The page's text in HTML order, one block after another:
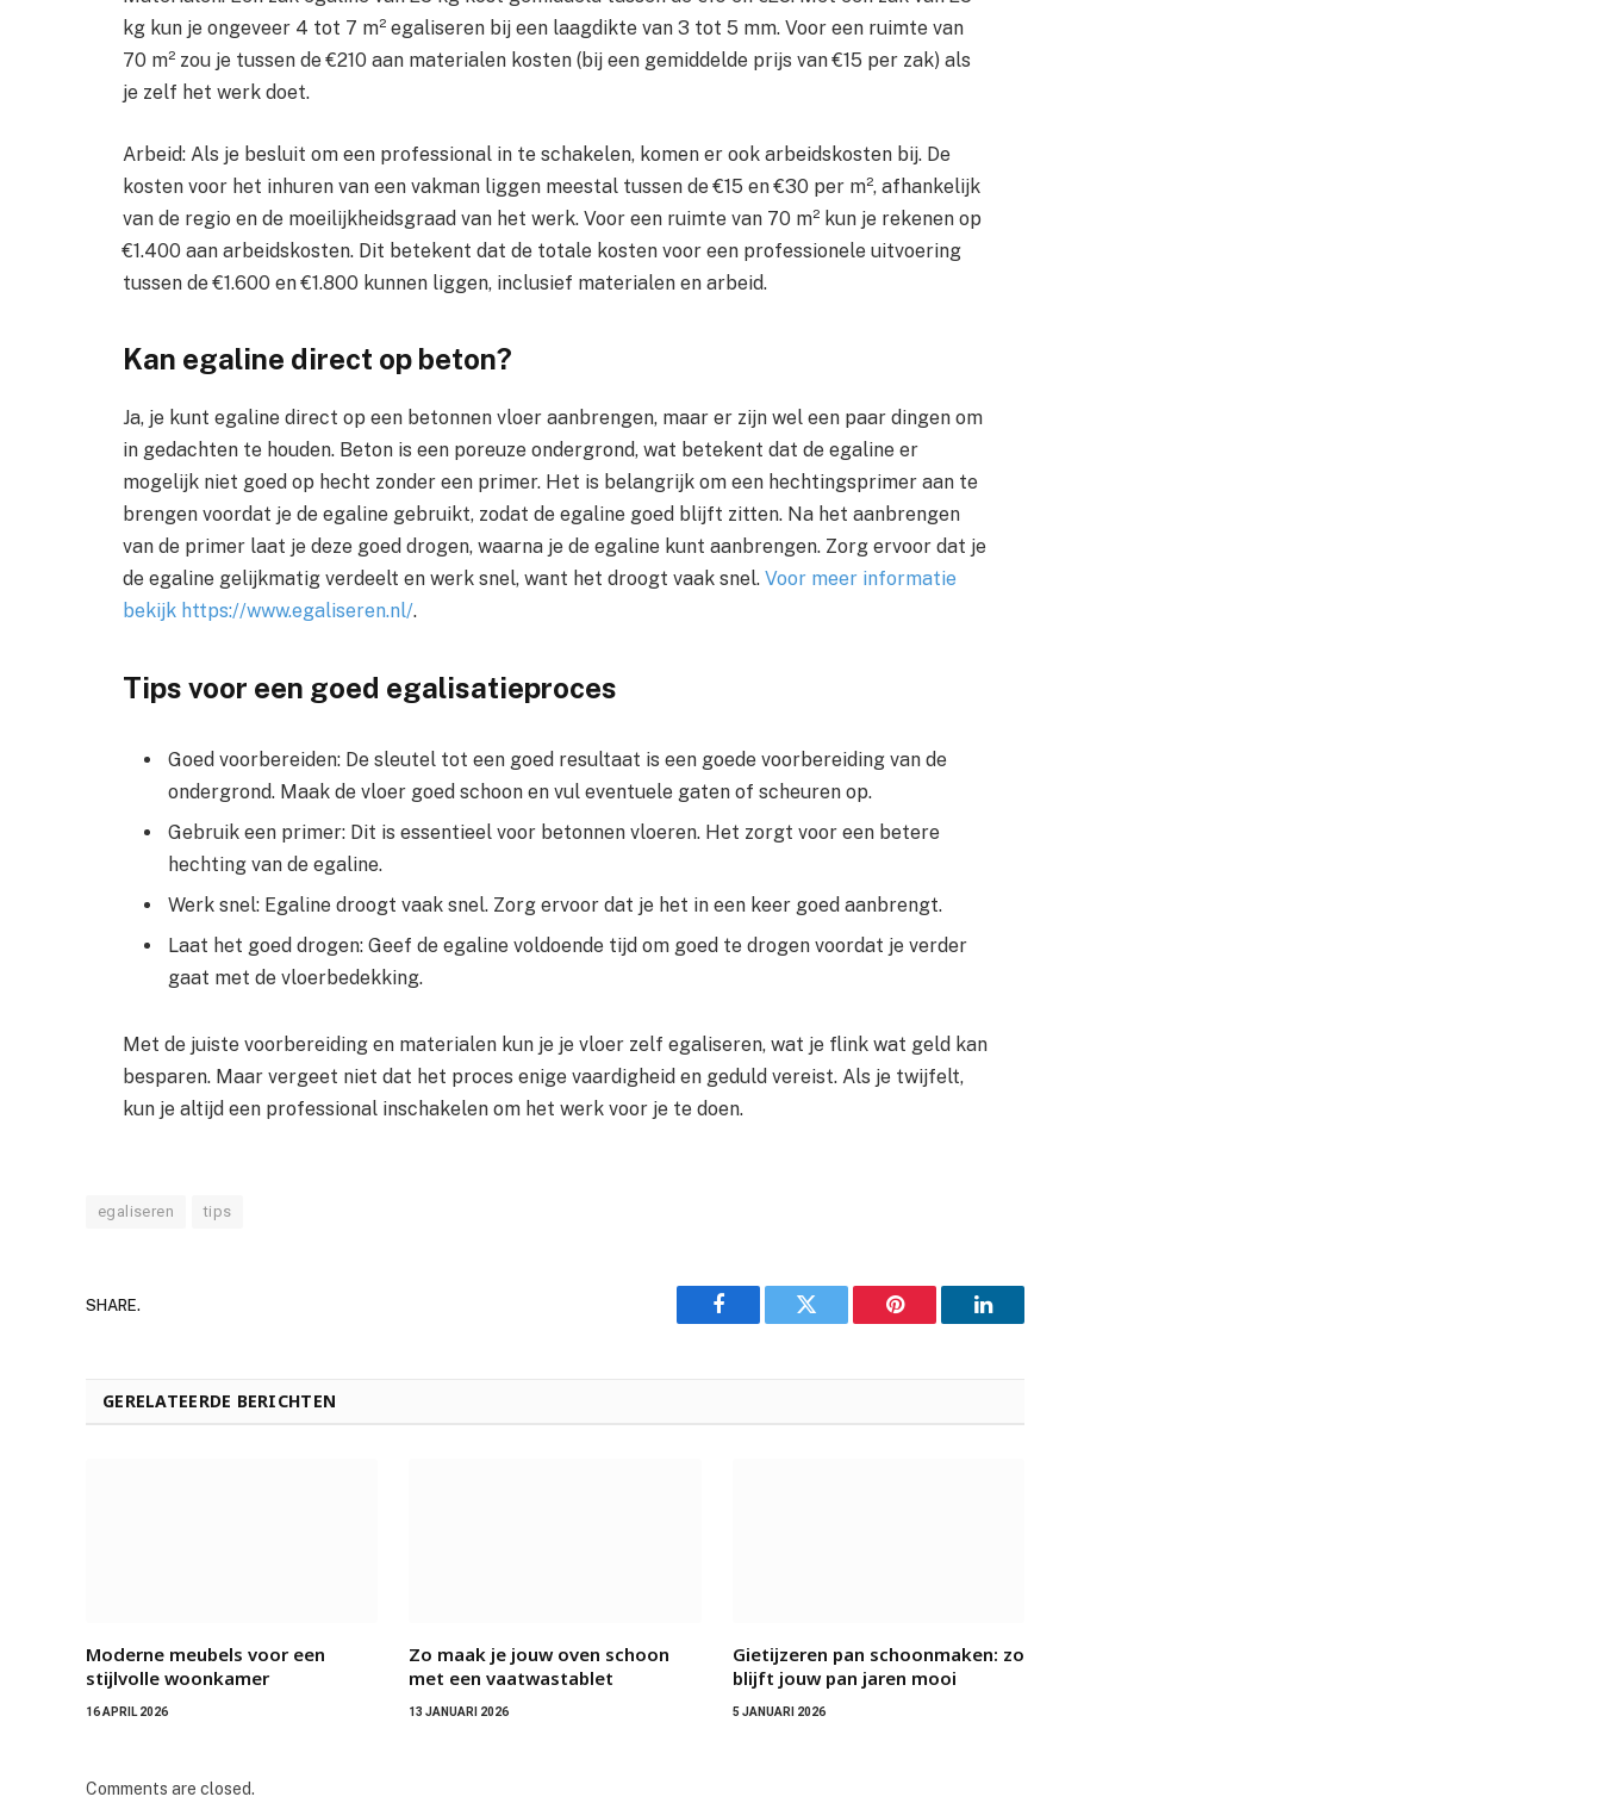
kg kun je ongeveer 4 tot 7 m² egaliseren bij een laagdikte van 3 tot 5 mm. Voor een ruimte van
70 m² zou je tussen de €210 aan materialen kosten (bij een gemiddelde prijs van €15 per zak) als
je zelf het werk doet.
Arbeid: Als je besluit om een professional in te schakelen, komen er ook arbeidskosten bij. De
kosten voor het inhuren van een vakman liggen meestal tussen de €15 en €30 per m², afhankelijk
van de regio en de moeilijkheidsgraad van het werk. Voor een ruimte van 70 m² kun je rekenen op
€1.400 aan arbeidskosten. Dit betekent dat de totale kosten voor een professionele uitvoering
tussen de €1.600 en €1.800 kunnen liggen, inclusief materialen en arbeid.
Kan egaline direct op beton?
Ja, je kunt egaline direct op een betonnen vloer aanbrengen, maar er zijn wel een paar dingen om
in gedachten te houden. Beton is een poreuze ondergrond, wat betekent dat de egaline er
mogelijk niet goed op hecht zonder een primer. Het is belangrijk om een hechtingsprimer aan te
brengen voordat je de egaline gebruikt, zodat de egaline goed blijft zitten. Na het aanbrengen
van de primer laat je deze goed drogen, waarna je de egaline kunt aanbrengen. Zorg ervoor dat je
de egaline gelijkmatig verdeelt en werk snel, want het droogt vaak snel. Voor meer informatie
bekijk https://www.egaliseren.nl/.
Tips voor een goed egalisatieproces
Goed voorbereiden: De sleutel tot een goed resultaat is een goede voorbereiding van de
ondergrond. Maak de vloer goed schoon en vul eventuele gaten of scheuren op.
Gebruik een primer: Dit is essentieel voor betonnen vloeren. Het zorgt voor een betere
hechting van de egaline.
Werk snel: Egaline droogt vaak snel. Zorg ervoor dat je het in een keer goed aanbrengt.
Laat het goed drogen: Geef de egaline voldoende tijd om goed te drogen voordat je verder
gaat met de vloerbedekking.
Met de juiste voorbereiding en materialen kun je je vloer zelf egaliseren, wat je flink wat geld kan
besparen. Maar vergeet niet dat het proces enige vaardigheid en geduld vereist. Als je twijfelt,
kun je altijd een professional inschakelen om het werk voor je te doen.
egaliseren tips
SHARE.
Facebook Twitter Pinterest LinkedIn
GERELATEERDE BERICHTEN
Moderne meubels voor een
stijlvolle woonkamer
16 APRIL 2026
Zo maak je jouw oven schoon
met een vaatwastablet
13 JANUARI 2026
Gietijzeren pan schoonmaken: zo
blijft jouw pan jaren mooi
5 JANUARI 2026
Comments are closed.